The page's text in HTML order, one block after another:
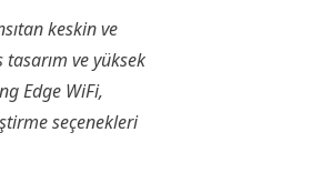
keskin ve
ve yüksek
Edge WiFi,
seçenekleri